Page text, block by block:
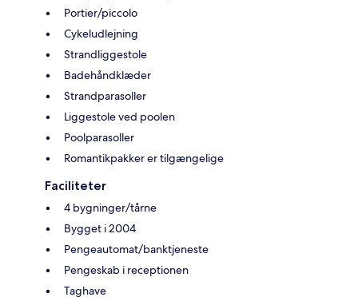
Portier/piccolo
Cykeludlejning
Strandliggestole
Badehåndklæder
Strandparasoller
Liggestole ved poolen
Poolparasoller
Romantikpakker er tilgængelige
Faciliteter
4 bygninger/tårne
Bygget i 2004
Pengeautomat/banktjeneste
Pengeskab i receptionen
Taghave